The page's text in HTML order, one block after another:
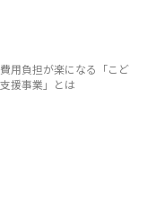
用負担が楽になる「こど
援事業」とは